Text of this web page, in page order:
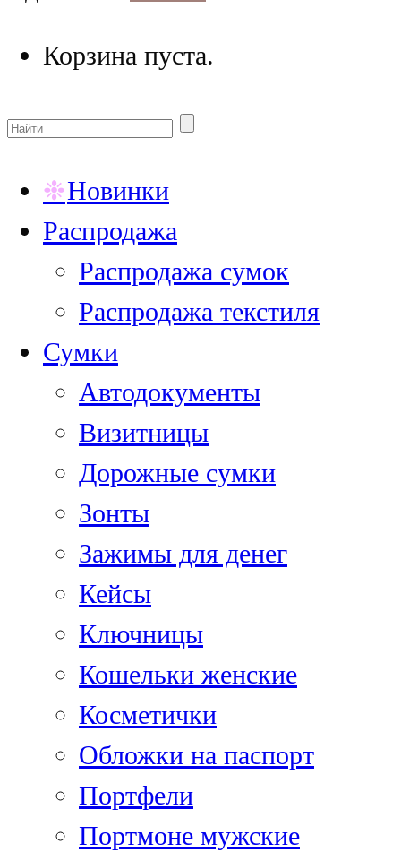
Корзина пуста.
Новинки
Распродажа
Распродажа сумок
Распродажа текстиля
Сумки
Автодокументы
Визитницы
Дорожные сумки
Зонты
Зажимы для денег
Кейсы
Ключницы
Кошельки женские
Косметички
Обложки на паспорт
Портфели
Портмоне мужские